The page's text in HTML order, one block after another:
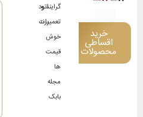
خرید
اقساطی
محصولات
گرایند و
تعمیرات
خوش
قیمت
ها
مجله
بابک
اتود
برند